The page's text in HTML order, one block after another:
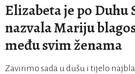
Elizabeta je po Duhu
nazvala Mariju
među svim ženama
Zavirimo sada u dušu i tijelo